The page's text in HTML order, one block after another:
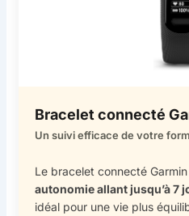
Bracelet connecté
Un suivi efficace de votre
Le bracelet connecté
autonomie allant jusqu’à 7
idéal pour une vie plus